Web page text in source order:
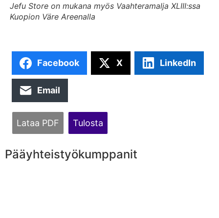
Jefu Store on mukana myös Vaahteramalja XLIII:ssa
Kuopion Väre Areenalla
Facebook X LinkedIn
Email
Lataa PDF Tulosta
Pääyhteistyökumppanit